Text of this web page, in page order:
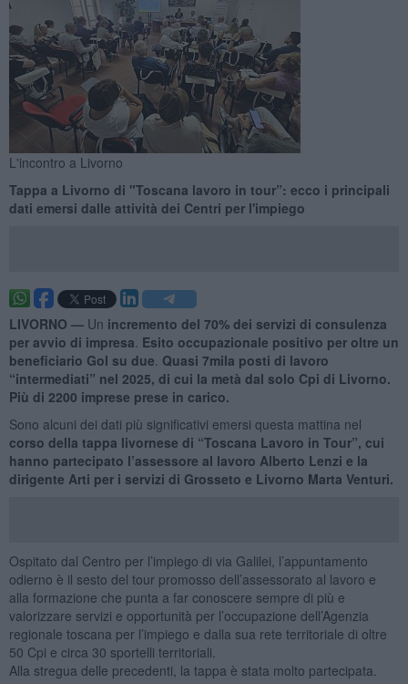
L'incontro a Livorno
Tappa a Livorno di "Toscana lavoro in tour”: ecco i principali
dati emersi dalle attività dei Centri per l'impiego
LIVORNO — Un incremento del 70% dei servizi di consulenza
per avvio di impresa Esito occupazionale positivo per oltre un
beneficiario Gol su due Quasi 7mila posti di lavoro
“intermediati” nel 2025, di cui la metà dal solo Cpi di Livorno.
Più di 2200 imprese prese in carico.
Sono alcuni dei dati più significativi emersi questa mattina nel
corso della tappa livornese di “Toscana Lavoro in Tour”, cui
hanno partecipato l’assessore al lavoro Alberto Lenzi e la
dirigente Arti per i servizi di Grosseto e Livorno Marta Venturi.
Ospitato dal Centro per l’impiego di via Galilei, l’appuntamento
odierno è il sesto del tour promosso dell’assessorato al lavoro e
alla formazione che punta a far conoscere sempre di più e
valorizzare servizi e opportunità per l’occupazione dell’Agenzia
regionale toscana per l’impiego e dalla sua rete territoriale di oltre
50 Cpi e circa 30 sportelli territoriali.
Alla stregua delle precedenti, la tappa è stata molto partecipata.